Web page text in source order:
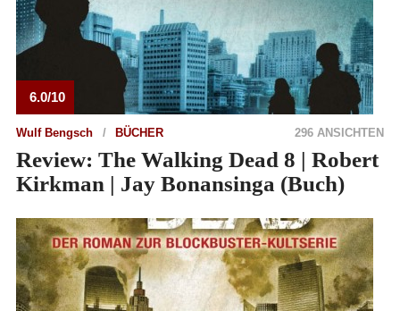
6.0/10
Wulf Bengsch BÜCHER 296 ANSICHTEN
Review: The Walking Dead 8 | Robert
Kirkman | Jay Bonansinga (Buch)